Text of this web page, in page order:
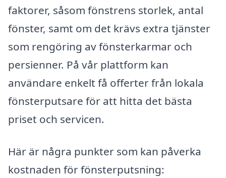
faktorer, såsom fönstrens storlek, antal
fönster, samt om det krävs extra tjänster
som rengöring av fönsterkarmar och
persienner. På vår plattform kan
användare enkelt få offerter från lokala
fönsterputsare för att hitta det bästa
priset och servicen.
Här är några punkter som kan påverka
kostnaden för fönsterputsning: